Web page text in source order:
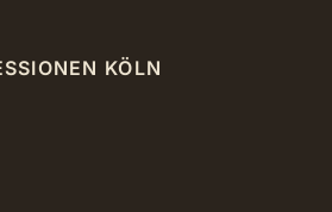
KÖLN